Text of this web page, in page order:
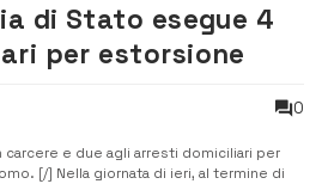
di Stato esegue 4
per estorsione
0
e due agli arresti domiciliari per
[/] Nella giornata di ieri, al termine di